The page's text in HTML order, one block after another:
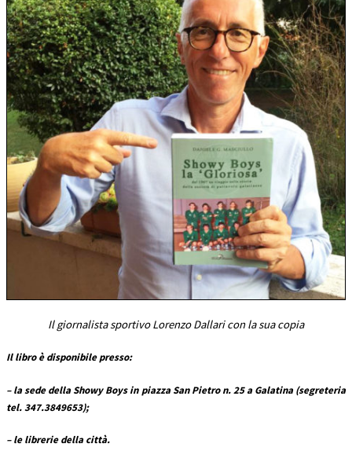
Il giornalista sportivo Lorenzo Dallari con la sua copia
Il libro è disponibile presso:
– la sede della Showy Boys in piazza San Pietro n. 25 a Galatina (segreteria
tel. 347.3849653);
– le librerie della città.